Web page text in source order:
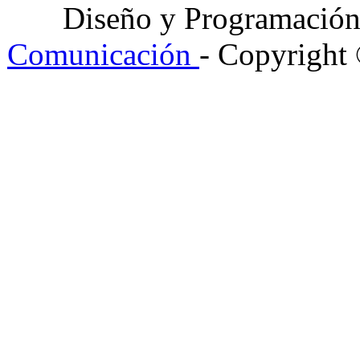
Diseño y
Comunicación - Copyright